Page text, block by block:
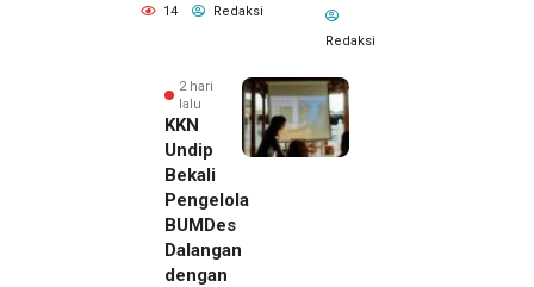
14 Redaksi
Redaksi
2 hari
lalu
KKN
Undip
Bekali
Pengelola
BUMDes
Dalangan
dengan